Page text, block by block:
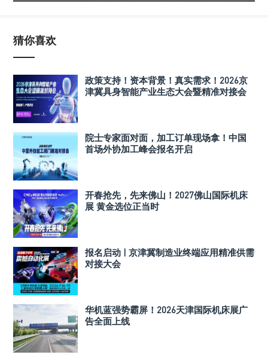
猜你喜欢
政策支持！资本背景！真实需求！2026京
津冀具身智能产业生态大会暨精准对接会
院士专家面对面，加工订单现场拿！中国
首场外协加工峰会报名开启
开春抢先，先来佛山！2027佛山国际机床
展 黄金选位正当时
报名启动 | 京津冀制造业终端应用精准供需
对接大会
华机蓝强势霸屏！2026天津国际机床展广
告全面上线